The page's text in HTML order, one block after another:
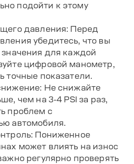
подойти к этому
давления: Перед
убедитесь, что вы
значения для каждой
цифровой манометр,
точные показатели.
Не снижайте
чем на 3-4 PSI за раз,
проблем с
автомобиля.
Пониженное
может влиять на износ
регулярно проверять